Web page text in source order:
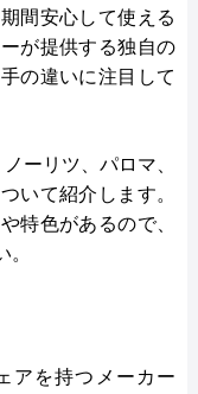
間安心して使える
が提供する独自の
の違いに注目して
ーリツ、パロマ、
いて紹介します。
特色があるので、
アを持つメーカー